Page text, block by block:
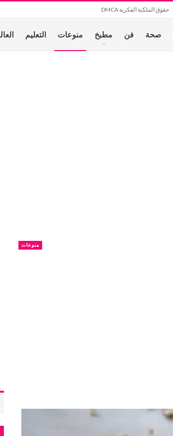
حقوق الملكية الفكرية DMCA
صحة فن مطبخ منوعات التعليم
منوعات